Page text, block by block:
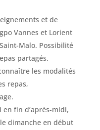
et de
Vannes et Lorient
Malo. Possibilité
partagés.
les modalités
repas,
fin d’après-midi,
dimanche en début